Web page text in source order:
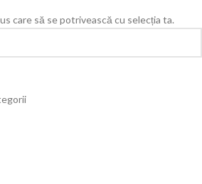
care să se potrivească cu selecția ta.